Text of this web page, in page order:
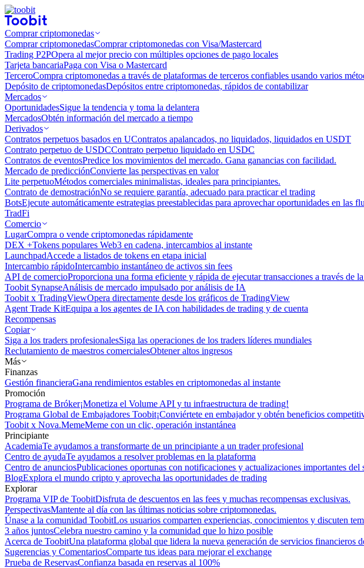
Comprar criptomonedas
Comprar criptomonedasComprar criptomonedas con Visa/Mastercard
Trading P2POpera al mejor precio con múltiples opciones de pago locales
Tarjeta bancariaPaga con Visa o Mastercard
TerceroCompra criptomonedas a través de plataformas de terceros confiables usando varios
Depósito de criptomonedasDepósitos entre criptomonedas, rápidos de contabilizar
Mercados
OportunidadesSigue la tendencia y toma la delantera
MercadosObtén información del mercado a tiempo
Derivados
Contratos perpetuos basados ​​en UContratos apalancados, no liquidados, liquidados en USDT
Contrato perpetuo de USDCContrato perpetuo liquidado en USDC
Contratos de eventosPredice los movimientos del mercado. Gana ganancias con facilidad.
Mercado de predicciónConvierte las perspectivas en valor
Lite perpetuoMétodos comerciales minimalistas, ideales para principiantes.
Contrato de demostraciónNo se requiere garantía, adecuado para practicar el trading
BotsEjecute automáticamente estrategias preestablecidas para aprovechar oportunidades en las
TradFi
Comercio
LugarCompra o vende criptomonedas rápidamente
DEX +Tokens populares Web3 en cadena, intercambios al instante
LaunchpadAccede a listados de tokens en etapa inicial
Intercambio rápidoIntercambio instantáneo de activos sin fees
API de comercioProporciona una forma eficiente y rápida de ejecutar transacciones a través de
Toobit SynapseAnálisis de mercado impulsado por análisis de IA
Toobit x TradingViewOpera directamente desde los gráficos de TradingView
Agent Trade KitEquipa a los agentes de IA con habilidades de trading y de cuenta
Recompensas
Copiar
Siga a los traders profesionalesSiga las operaciones de los traders líderes mundiales
Reclutamiento de maestros comercialesObtener altos ingresos
Más
Finanzas
Gestión financieraGana rendimientos estables en criptomonedas al instante
Promoción
Programa de Bróker¡Monetiza el Volume API y tu infraestructura de trading!
Programa Global de Embajadores Toobit¡Conviértete en embajador y obtén beneficios
Toobit x Nova.MemeMeme con un clic, operación instantánea
Principiante
AcademiaTe ayudamos a transformarte de un principiante a un trader profesional
Centro de ayudaTe ayudamos a resolver problemas en la plataforma
Centro de anunciosPublicaciones oportunas con notificaciones y actualizaciones importantes del
BlogExplora el mundo cripto y aprovecha las oportunidades de trading
Explorar
Programa VIP de ToobitDisfruta de descuentos en las fees y muchas recompensas exclusivas.
PerspectivasMantente al día con las últimas noticias sobre criptomonedas.
Únase a la comunidad ToobitLos usuarios comparten experiencias, conocimientos y discuten
3 años juntosCelebra nuestro camino y la comunidad que lo hizo posible
Acerca de ToobitUna plataforma global que lidera la nueva generación de servicios financieros
Sugerencias y ComentariosComparte tus ideas para mejorar el exchange
Prueba de ReservasConfianza basada en reservas al 100%